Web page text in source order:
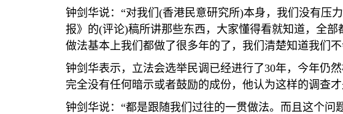
钟剑华说：“对我们 (香港民意研究所)本身，我们没有压
报》的(评论)稿所讲那些东西，大家懂得看就知道，全
做法基本上我们都做了很多年的了，我们清楚知道我们
钟剑华表示，立法会选举民调已经进行了30年，今年仍
完全没有任何暗示或者鼓励的成份，他认为这样的调查
钟剑华说：“都是跟随我们过往的一贯做法。而且这个